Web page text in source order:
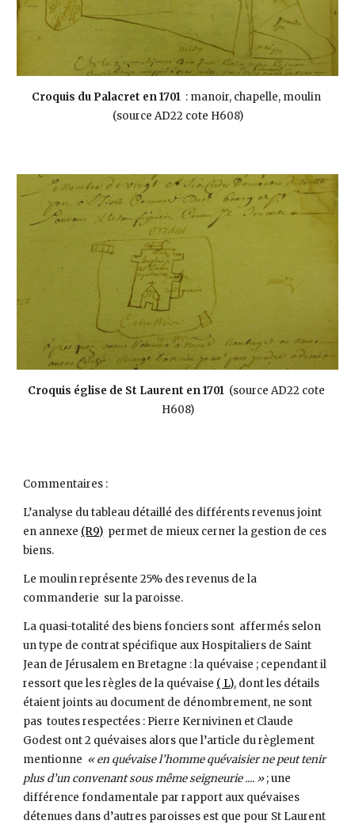
Croquis du Palacret en 1701 : manoir, chapelle, moulin
(source AD22 cote H608)
Croquis église de St Laurent en 1701
  (source AD22 cote
H608)
Commentaires :
L’analyse du tableau détaillé des différents revenus joint
en annexe (R9)
  permet de mieux cerner la gestion de ces
biens.
Le moulin représente 25% des revenus de la
commanderie  sur la paroisse.
La quasi-totalité des biens fonciers sont  affermés selon
un type de contrat spécifique aux Hospitaliers de Saint
Jean de Jérusalem en Bretagne : la quévaise ; cependant il
ressort que les règles de la quévaise ( L), dont les détails
étaient joints au document de dénombrement, ne sont
pas  toutes respectées : Pierre Kernivinen et Claude
Godest ont 2 quévaises alors que l’article du règlement
mentionne « en quévaise l’homme quévaisier ne peut tenir
plus d’un convenant sous même seigneurie .... » ; une
différence fondamentale par rapport aux quévaises
détenues dans d’autres paroisses est que pour St Laurent